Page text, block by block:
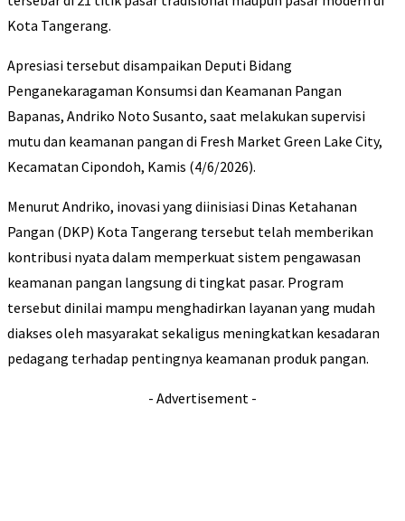
Kota Tangerang.
Apresiasi tersebut disampaikan Deputi Bidang
Penganekaragaman Konsumsi dan Keamanan Pangan
Bapanas, Andriko Noto Susanto, saat melakukan supervisi
mutu dan keamanan pangan di Fresh Market Green Lake City,
Kecamatan Cipondoh, Kamis (4/6/2026).
Menurut Andriko, inovasi yang diinisiasi Dinas Ketahanan
Pangan (DKP) Kota Tangerang tersebut telah memberikan
kontribusi nyata dalam memperkuat sistem pengawasan
keamanan pangan langsung di tingkat pasar. Program
tersebut dinilai mampu menghadirkan layanan yang mudah
diakses oleh masyarakat sekaligus meningkatkan kesadaran
pedagang terhadap pentingnya keamanan produk pangan.
- Advertisement -